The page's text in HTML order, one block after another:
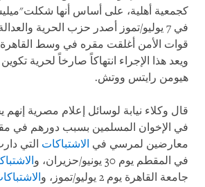
كجمعية أهلية، على أساس أنها
في 7 يوليو/تموز أصدر حزب الحرية
قوات الأمن أغلقت مقره في وسط
ويعد هذا الإجراء انتهاكاً صارخاً لحرية
هيومن رايتس ووتش.
قال وكلاء نيابة لوسائل إعلام مصرية
في الإخوان المسلمين بسبب دورهم في
معارضين لمرسي في الاشتباكات التي
في المقطم يوم 30 يونيو/حزيران، و
جامعة القاهرة يوم 2 يوليو/تموز، و